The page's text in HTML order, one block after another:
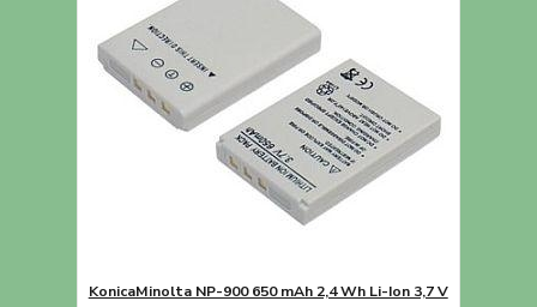
KonicaMinolta NP-900 650 mAh 2,4 Wh Li-Ion 3,7 V